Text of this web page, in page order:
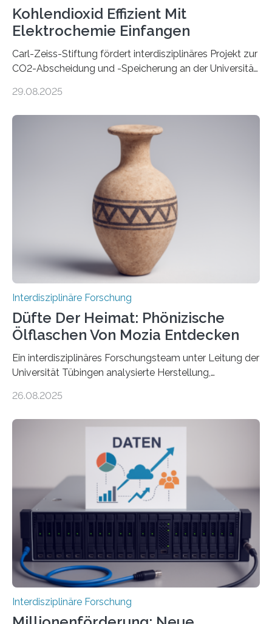
Kohlendioxid Effizient Mit
Elektrochemie Einfangen
Carl-Zeiss-Stiftung fördert interdisziplinäres Projekt zur
CO2-Abscheidung und -Speicherung an der Universität
von CO2-Emissionen gilt als wichtige Maßnahme zur
Erdatmosphäre, sondern auch das Fangen und
Speichern des Treibhausgases aus der Luft.
Dementsprechend hat auch die aktuelle
Bundesregierung in ihrem Koalitionsvertrag die
Entwicklung von CO2-Abscheidungs- und
Speicherungstechnologien als Ziel ausgegeben.
Insbesondere das sogenannte Direct Air Capture (DAC)
betrachtet sie dabei als „vielversprechende
Zukunftstechnologie, um Negativemissionen zu heben“.
Wissenschaftlerinnen…
29.08.2025
Interdisziplinäre Forschung
Düfte Der Heimat: Phönizische
Ölflaschen Von Mozia Entdecken
Ein interdisziplinäres Forschungsteam unter Leitung der
Universität Tübingen analysierte Herstellung,
aus der phönizischen Siedlung Mozia, vor der Küste
Rolle von Düften für die Identitätsbildung, die
Erinnerungskultur sowie den interkulturellen Austausch
im Mittelmeerraum der Eisenzeit. Zum ersten Mal hat
ein interdisziplinäres Forscherteam eine umfassende
Analyse der Herstellung, Technologie und Inhalte von
51 keramischen Ölgefäßen aus der phönizischen
Siedlung Mozia auf…
26.08.2025
Interdisziplinäre Forschung